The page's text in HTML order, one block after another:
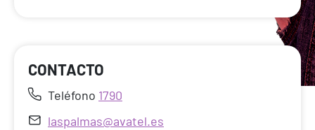
CONTACTO
Teléfono 1790
laspalmas@avatel.es